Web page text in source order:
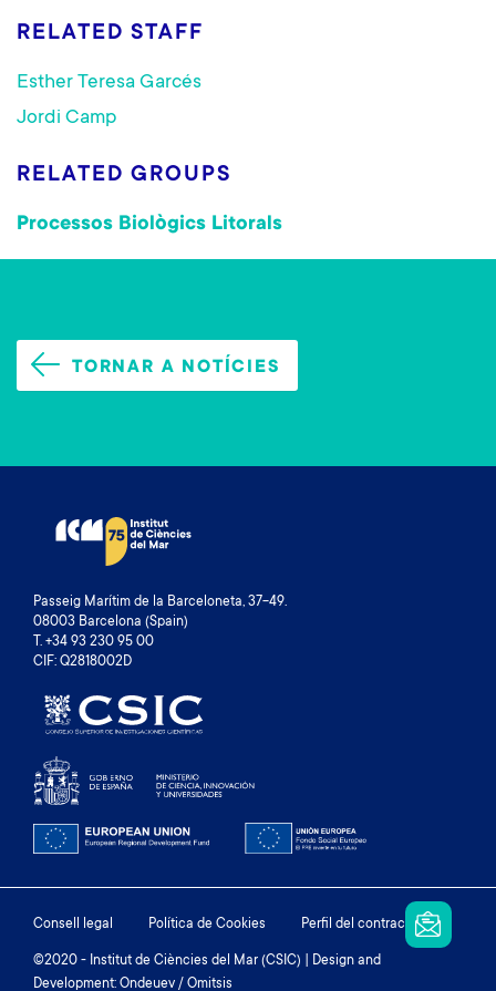
RELATED STAFF
Esther Teresa Garcés
Jordi Camp
RELATED GROUPS
Processos Biològics Litorals
TORNAR A NOTÍCIES
Passeig Marítim de la Barceloneta, 37-49.
08003 Barcelona (Spain)
T. +34 93 230 95 00
CIF: Q2818002D
Footer
menu
Consell legal Política de Cookies Perfil del contractant
©2020 - Institut de Ciències del Mar (CSIC) | Design and
Development: Ondeuev / Omitsis